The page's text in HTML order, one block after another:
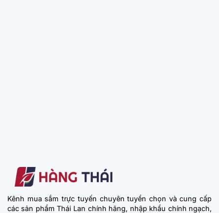
Kênh mua sắm trực tuyến chuyên tuyển chọn và cung cấp
các sản phẩm Thái Lan chính hãng, nhập khẩu chính ngạch,